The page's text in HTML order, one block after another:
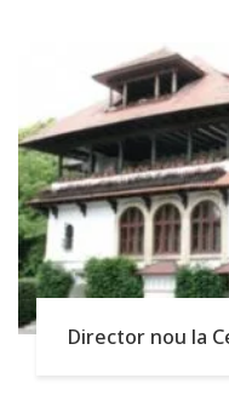
Director nou la